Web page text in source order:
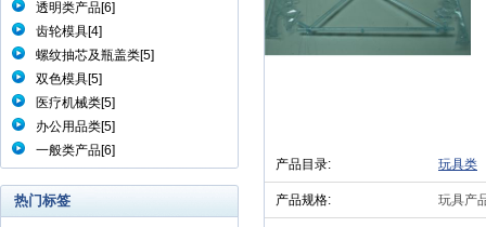
透明类产品[6]
齿轮模具[4]
螺纹抽芯及瓶盖类[5]
双色模具[5]
医疗机械类[5]
办公用品类[5]
一般类产品[6]
热门标签
产品目录: 玩具类
产品规格: 玩具产